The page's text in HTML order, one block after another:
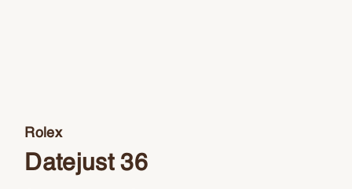
Rolex
Datejust 36